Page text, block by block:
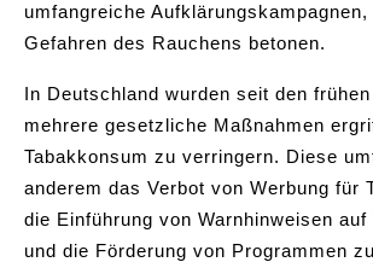
umfangreiche Aufklärungskampagnen,
Gefahren des Rauchens betonen.
In Deutschland wurden seit den
mehrere gesetzliche Maßnahmen
Tabakkonsum zu verringern. Diese
anderem das Verbot von Werbung für
die Einführung von Warnhinweisen auf
und die Förderung von Programmen